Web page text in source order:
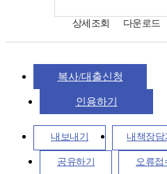
상세조회 다운로드
복사/대출신청
인용하기
내보내기 내책장담
공유하기 오류접